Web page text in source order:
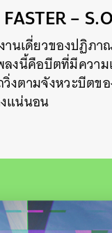
–
นเดี่ยวของปฏิภ
งนี้คือบีตที่มีควา
ตามจังหวะบีตขอ
แน่นอน